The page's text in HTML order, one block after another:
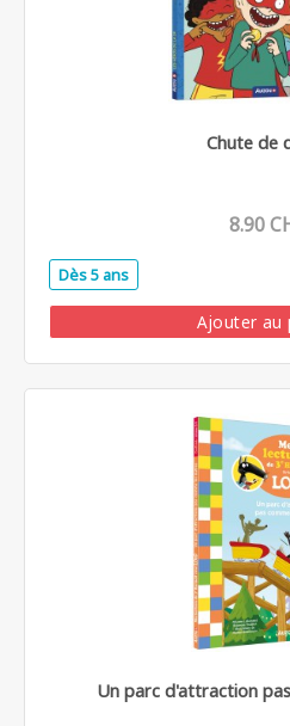
Chute de
8.90
Dès 5 ans
Ajouter au
Un parc d'attraction